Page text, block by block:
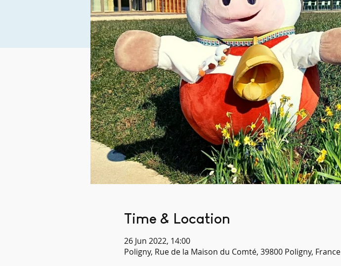
Time & Location
26 Jun 2022, 14:00
Poligny, Rue de la Maison du Comté, 39800 Poligny, France